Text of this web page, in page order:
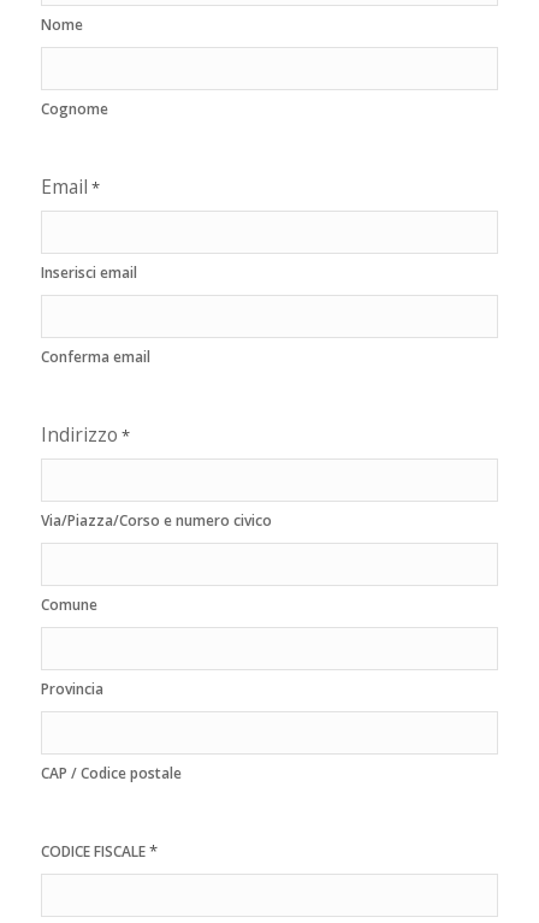
Nome
Cognome
Email *
Inserisci email
Conferma email
Indirizzo *
Via/Piazza/Corso e numero civico
Comune
Provincia
CAP / Codice postale
CODICE FISCALE *